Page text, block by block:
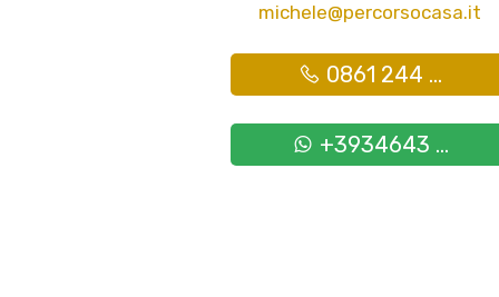
michele@percorsocasa.it
0861 244 ...
+3934643 ...